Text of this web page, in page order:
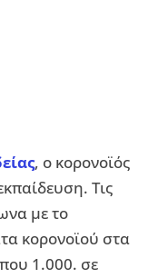
, ο κορονοϊός
Τις
με το
κορονοϊού στα
1.000. σε